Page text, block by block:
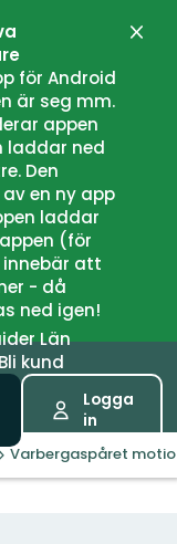
för Android
är seg mm.
appen
laddar ned
Den
en ny app
laddar
(för
att
- då
ned igen!
Län
Bli kund
Logga
in
Varbergaspåret